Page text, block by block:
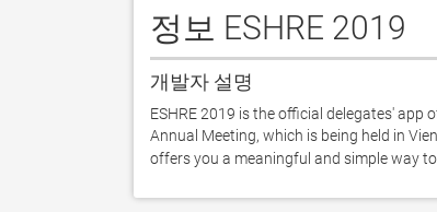
정보 ESHRE 2019
개발자 설명
ESHRE 2019 is the official delegates'
Annual Meeting, which is being held in
offers you a meaningful and simple way